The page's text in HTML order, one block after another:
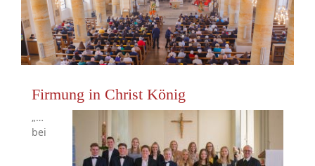
Firmung in Christ König
„…
bei